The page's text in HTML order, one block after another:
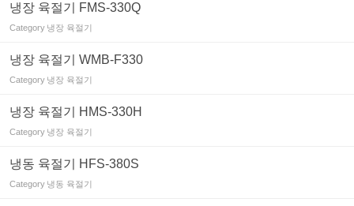
냉장 육절기 FMS-330Q
Category 냉장 육절기
냉장 육절기 WMB-F330
Category 냉장 육절기
냉장 육절기 HMS-330H
Category 냉장 육절기
냉동 육절기 HFS-380S
Category 냉동 육절기